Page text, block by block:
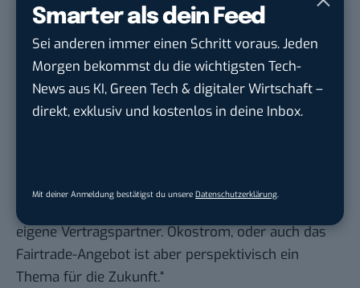
Smarter als dein Feed
Sei anderen immer einen Schritt voraus. Jeden
Morgen bekommst du die wichtigsten Tech-
News aus KI, Green Tech & digitaler Wirtschaft –
direkt, exklusiv und kostenlos in deine Inbox.
Mit deiner Anmeldung bestätigst du unsere Datenschutzerklärung.
Was Kunden gefallen hatte, wird bei Flixbus aber
Betrieb mit Ökostrom können wir aktuell noch
keine Aussage treffen. Locomore hatte hierzu
eigene Vertragspartner. Ökostrom, oder auch das
Fairtrade-Angebot ist aber perspektivisch ein
Thema für die Zukunft.“